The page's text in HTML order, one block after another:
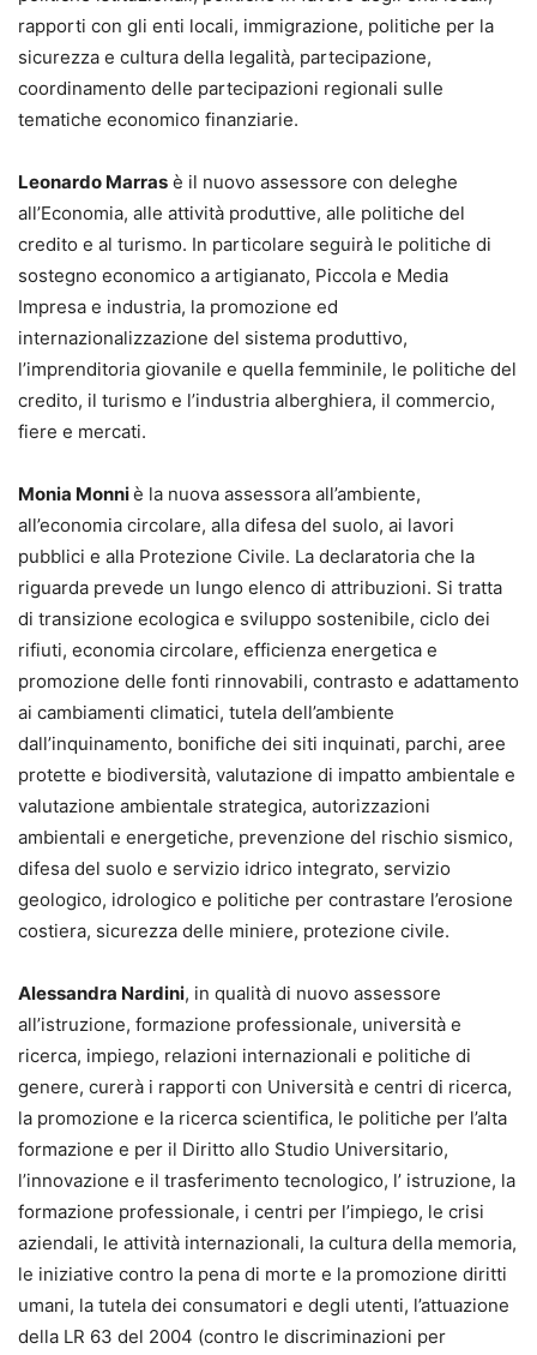
rapporti con gli enti locali, immigrazione, politiche per la
sicurezza e cultura della legalità, partecipazione,
coordinamento delle partecipazioni regionali sulle
tematiche economico finanziarie.
Leonardo Marras è il nuovo assessore con deleghe
all’Economia, alle attività produttive, alle politiche del
credito e al turismo. In particolare seguirà le politiche di
sostegno economico a artigianato, Piccola e Media
Impresa e industria, la promozione ed
internazionalizzazione del sistema produttivo,
l’imprenditoria giovanile e quella femminile, le politiche del
credito, il turismo e l’industria alberghiera, il commercio,
fiere e mercati.
Monia Monniè la nuova assessora all’ambiente,
all’economia circolare, alla difesa del suolo, ai lavori
pubblici e alla Protezione Civile. La declaratoria che la
riguarda prevede un lungo elenco di attribuzioni. Si tratta
di transizione ecologica e sviluppo sostenibile, ciclo dei
rifiuti, economia circolare, efficienza energetica e
promozione delle fonti rinnovabili, contrasto e adattamento
ai cambiamenti climatici, tutela dell’ambiente
dall’inquinamento, bonifiche dei siti inquinati, parchi, aree
protette e biodiversità, valutazione di impatto ambientale e
valutazione ambientale strategica, autorizzazioni
ambientali e energetiche, prevenzione del rischio sismico,
difesa del suolo e servizio idrico integrato, servizio
geologico, idrologico e politiche per contrastare l’erosione
costiera, sicurezza delle miniere, protezione civile.
Alessandra Nardini, in qualità di nuovo assessore
all’istruzione, formazione professionale, università e
ricerca, impiego, relazioni internazionali e politiche di
genere, curerà i rapporti con Università e centri di ricerca,
la promozione e la ricerca scientifica, le politiche per l’alta
formazione e per il Diritto allo Studio Universitario,
l’innovazione e il trasferimento tecnologico, l’ istruzione, la
formazione professionale, i centri per l’impiego, le crisi
aziendali, le attività internazionali, la cultura della memoria,
le iniziative contro la pena di morte e la promozione diritti
umani, la tutela dei consumatori e degli utenti, l’attuazione
della LR 63 del 2004 (contro le discriminazioni per